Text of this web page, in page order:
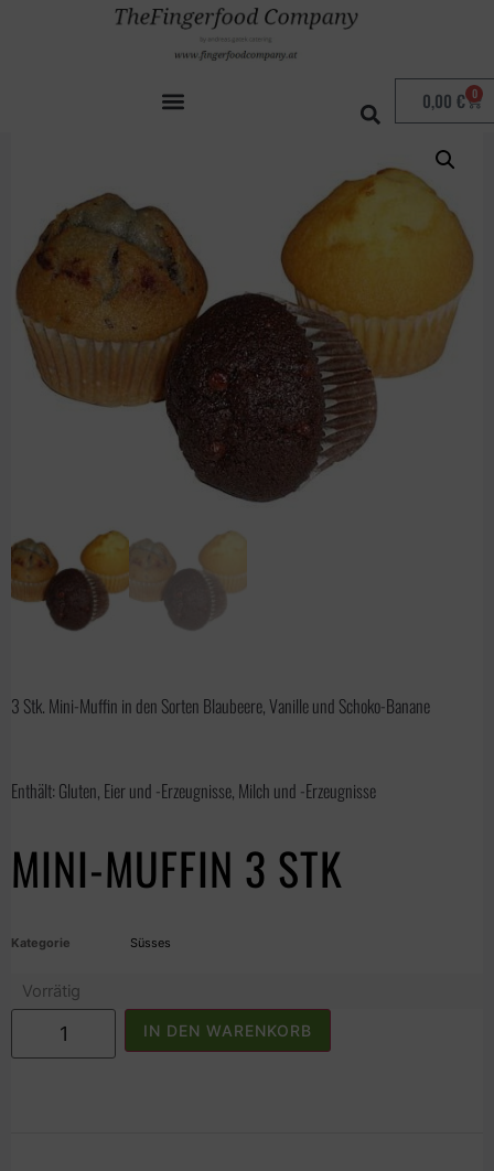
0,00€ 0
/ Mini-Muffin 3 Stk
3 Stk. Mini-Muffin in den Sorten Blaubeere, Vanille und Schoko-Banane
Enthält: Gluten, Eier und -Erzeugnisse, Milch und -Erzeugnisse
MINI-MUFFIN 3 STK
Kategorie Süsses
Vorrätig
IN DEN WARENKORB